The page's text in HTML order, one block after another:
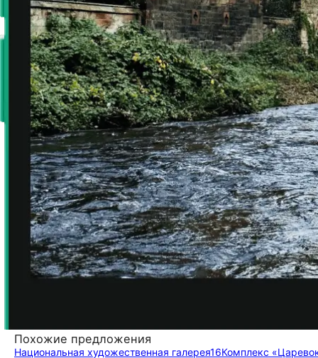
Похожие предложения
Национальная художественная галерея16Комплекс